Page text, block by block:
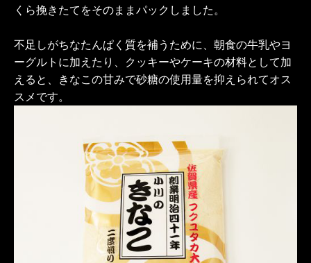
くら挽きたてをそのままパックしました。
不足しがちなたんぱく質を補うために、朝食の牛乳やヨ
ーグルトに加えたり、クッキーやケーキの材料として加
えると、きなこの甘みで砂糖の使用量を抑えられてオス
スメです。